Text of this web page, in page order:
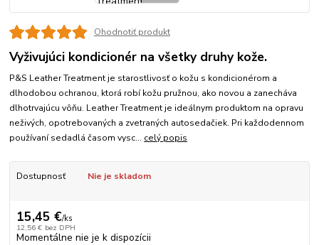
Ohodnotiť produkt
Vyživujúci kondicionér na všetky druhy kože.
P&S Leather Treatment je starostlivosť o kožu s kondicionérom a
dlhodobou ochranou, ktorá robí kožu pružnou, ako novou a zanecháva
dlhotrvajúcu vôňu. Leather Treatment je ideálnym produktom na opravu
neživých, opotrebovaných a zvetraných autosedačiek. Pri každodennom
používaní sedadlá časom vysc... celý popis
Dostupnosť Nie je skladom
15,45 €/ks
12,56 € bez DPH
Momentálne nie je k dispozícii